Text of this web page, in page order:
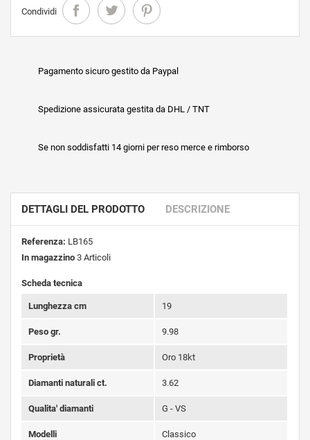
Condividi
Pagamento sicuro gestito da Paypal
Spedizione assicurata gestita da DHL / TNT
Se non soddisfatti 14 giorni per reso merce e rimborso
DETTAGLI DEL PRODOTTO DESCRIZIONE
Referenza: LB165
In magazzino 3 Articoli
Scheda tecnica
Lunghezza cm 19
Peso gr. 9.98
Proprietà Oro 18kt
Diamanti naturali ct. 3.62
Qualita' diamanti G - VS
Modelli Classico